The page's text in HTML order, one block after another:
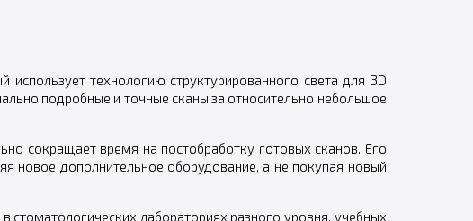
использует технологию структурированного света для 3D
подробные и точные сканы за относительно небольшое
сокращает время на постобработку готовых сканов. Его
новое дополнительное оборудование, а не покупая новый
лабораториях разного уровня, учебных